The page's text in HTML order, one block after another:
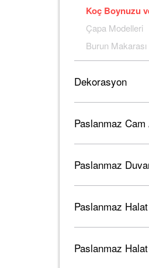
Koç Boynuzu
Çapa Modelleri
Burun Makarası
Dekorasyon
Paslanmaz Cam
Paslanmaz
Paslanmaz Halat
Paslanmaz